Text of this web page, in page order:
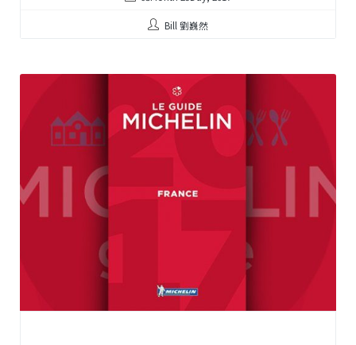
Bill 劉巍然